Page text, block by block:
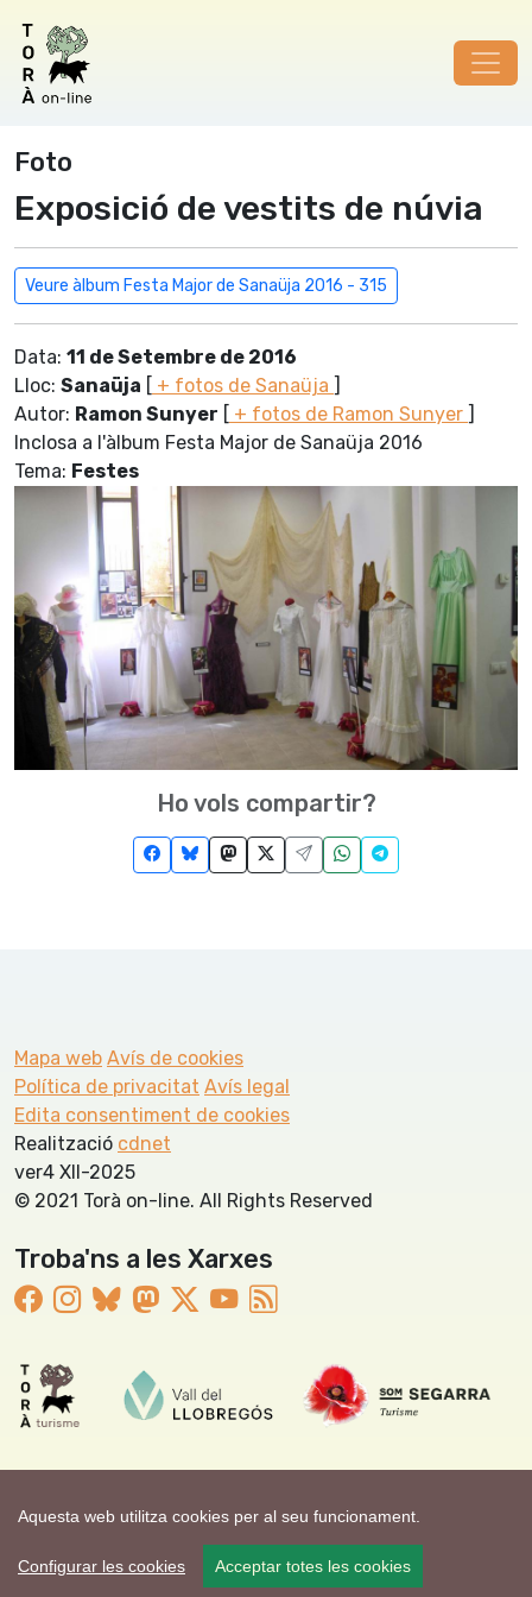
Aquesta web utilitza cookies per al seu funcionament.
Configurar les cookies Acceptar totes les cookies
Foto
Exposició de vestits de núvia
Veure àlbum Festa Major de Sanaüja 2016 - 315
Data: 11 de Setembre de 2016
Lloc: Sanaüja [ + fotos de Sanaüja ]
Autor: Ramon Sunyer [ + fotos de Ramon Sunyer ]
Inclosa a l'àlbum Festa Major de Sanaüja 2016
Tema: Festes
Ho vols compartir?
Mapa web Avís de cookies
Política de privacitat Avís legal
Edita consentiment de cookies
Realització cdnet
ver4 XII-2025
© 2021 Torà on-line. All Rights Reserved
Troba'ns a les Xarxes